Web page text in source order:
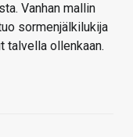
Vanhan mallin
sormenjälkilukija
talvella ollenkaan.